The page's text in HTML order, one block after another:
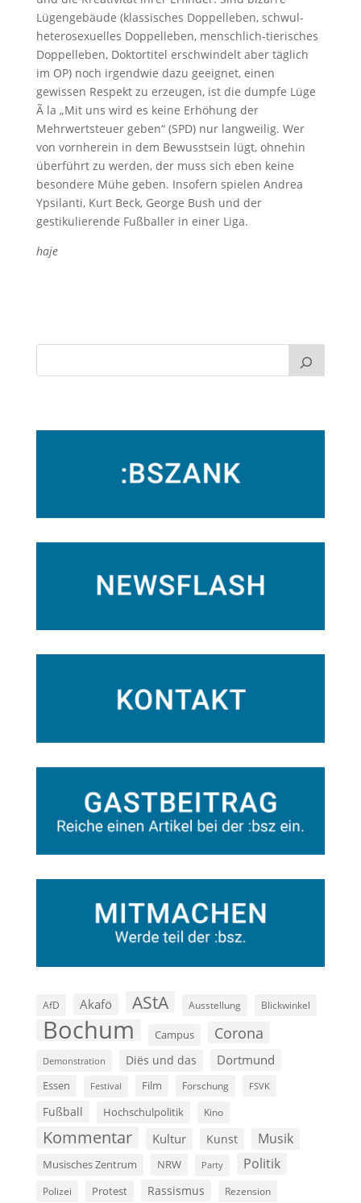
Lügengebäude (klassisches Doppelleben, schwul-
heterosexuelles Doppelleben, menschlich-tierisches
Doppelleben, Doktortitel erschwindelt aber täglich
im OP) noch irgendwie dazu geeignet, einen
gewissen Respekt zu erzeugen, ist die dumpfe Lüge
Ã la „Mit uns wird es keine Erhöhung der
Mehrwertsteuer geben“ (SPD) nur langweilig. Wer
von vornherein in dem Bewusstsein lügt, ohnehin
überführt zu werden, der muss sich eben keine
besondere Mühe geben. Insofern spielen Andrea
Ypsilanti, Kurt Beck, George Bush und der
gestikulierende Fußballer in einer Liga.
haje
AfD Akafö AStA Ausstellung Blickwinkel
Bochum Campus Corona
Demonstration Diës und das Dortmund
Essen Festival Film Forschung FSVK
Fußball Hochschulpolitik Kino
Kommentar Kultur Kunst Musik
Musisches Zentrum NRW Party Politik
Polizei Protest Rassismus Rezension